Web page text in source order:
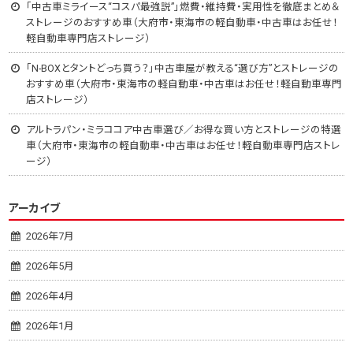
「中古車ミライース“コスパ最強説”」燃費・維持費・実用性を徹底まとめ＆
ストレージのおすすめ車（大府市・東海市の軽自動車・中古車はお任せ！
軽自動車専門店ストレージ）
「N-BOXとタントどっち買う？」中古車屋が教える“選び方”とストレージの
おすすめ車（大府市・東海市の軽自動車・中古車はお任せ！軽自動車専門
店ストレージ）
アルトラパン・ミラココア中古車選び／お得な買い方とストレージの特選
車（大府市・東海市の軽自動車・中古車はお任せ！軽自動車専門店ストレ
ージ）
アーカイブ
2026年7月
2026年5月
2026年4月
2026年1月